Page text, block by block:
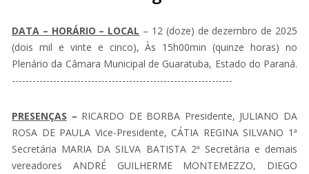
DATA – HORÁRIO – LOCAL – 12 (doze) de dezembro de 2025
(dois mil e vinte e cinco), Às 15h00min (quinze horas) no
Plenário da Câmara Municipal de Guaratuba, Estado do Paraná.
----------------------------------------------------------------
PRESENÇAS – RICARDO DE BORBA Presidente, JULIANO DA
ROSA DE PAULA Vice-Presidente, CÁTIA REGINA SILVANO 1ª
Secretária MARIA DA SILVA BATISTA 2ª Secretária e demais
vereadores ANDRÉ GUILHERME MONTEMEZZO, DIEGO